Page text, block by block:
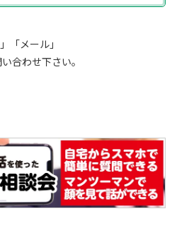
「メール」
合わせ下さい。